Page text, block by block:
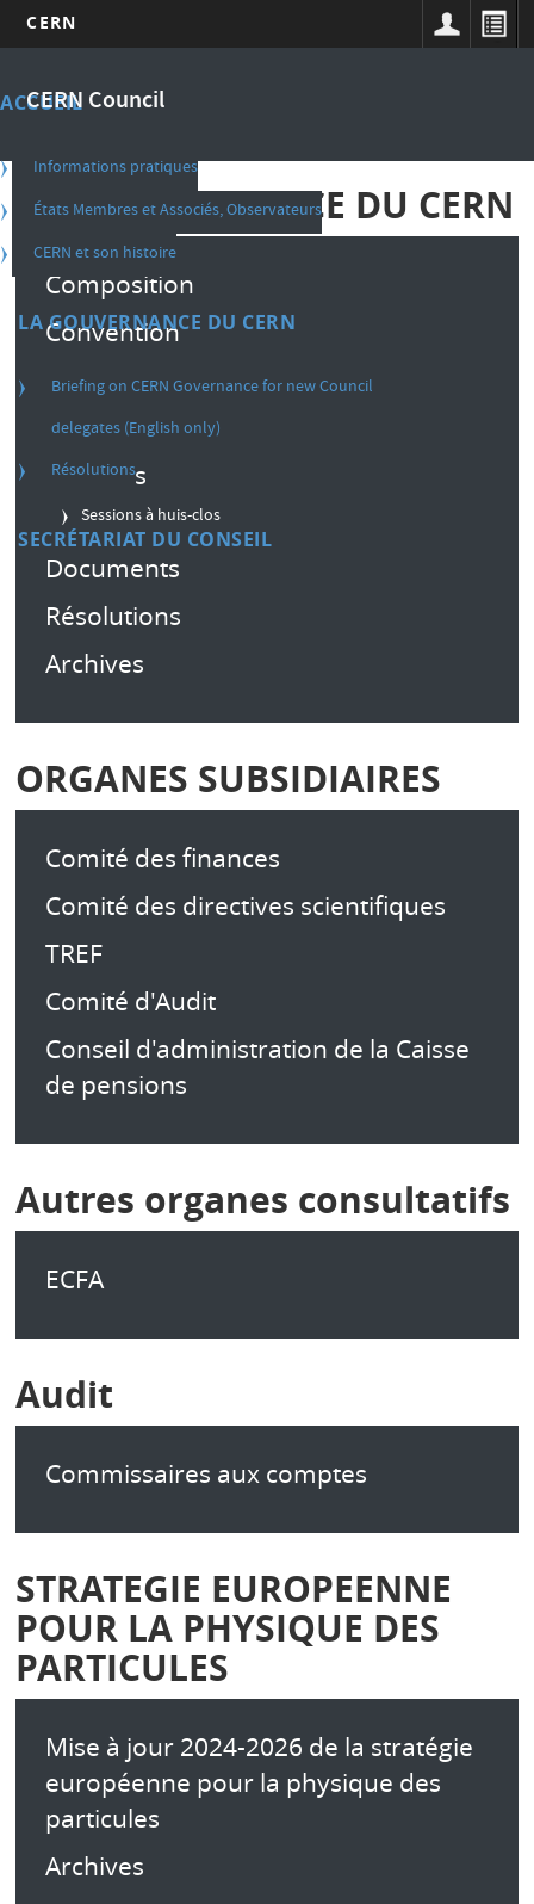
contenu
CERN
CERN Council
Main
french
ACCUEIL
Informations pratiques
États Membres et Associés, Observateurs
CERN et son histoire
LA GOUVERNANCE DU CERN
Briefing on CERN Governance for new Council
delegates (English only)
Résolutions
SECRÉTARIAT DU CONSEIL
LA GOUVERNANCE DU CERN
Composition
Convention
Règlement intérieur
Décisions
Sessions
Sessions à huis-clos
Documents
Résolutions
Archives
ORGANES SUBSIDIAIRES
Comité des finances
Comité des directives scientifiques
TREF
Comité d'Audit
Conseil d'administration de la Caisse
de pensions
Autres organes consultatifs
ECFA
Audit
Commissaires aux comptes
STRATEGIE EUROPEENNE
POUR LA PHYSIQUE DES
PARTICULES
Mise à jour 2024-2026 de la stratégie
européenne pour la physique des
particules
Archives